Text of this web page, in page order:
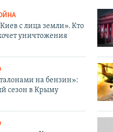
с лица земли». Кто
уничтожения
на бензин»:
сезон в Крыму